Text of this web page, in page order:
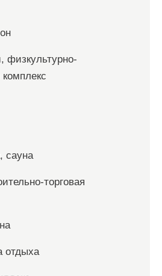
физкультурно-
сауна
торговая
отдыха